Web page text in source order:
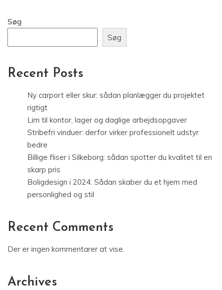
Søg
Søg
Recent Posts
Ny carport eller skur: sådan planlægger du projektet
rigtigt
Lim til kontor, lager og daglige arbejdsopgaver
Stribefri vinduer: derfor virker professionelt udstyr
bedre
Billige fliser i Silkeborg: sådan spotter du kvalitet til en
skarp pris
Boligdesign i 2024: Sådan skaber du et hjem med
personlighed og stil
Recent Comments
Der er ingen kommentarer at vise.
Archives